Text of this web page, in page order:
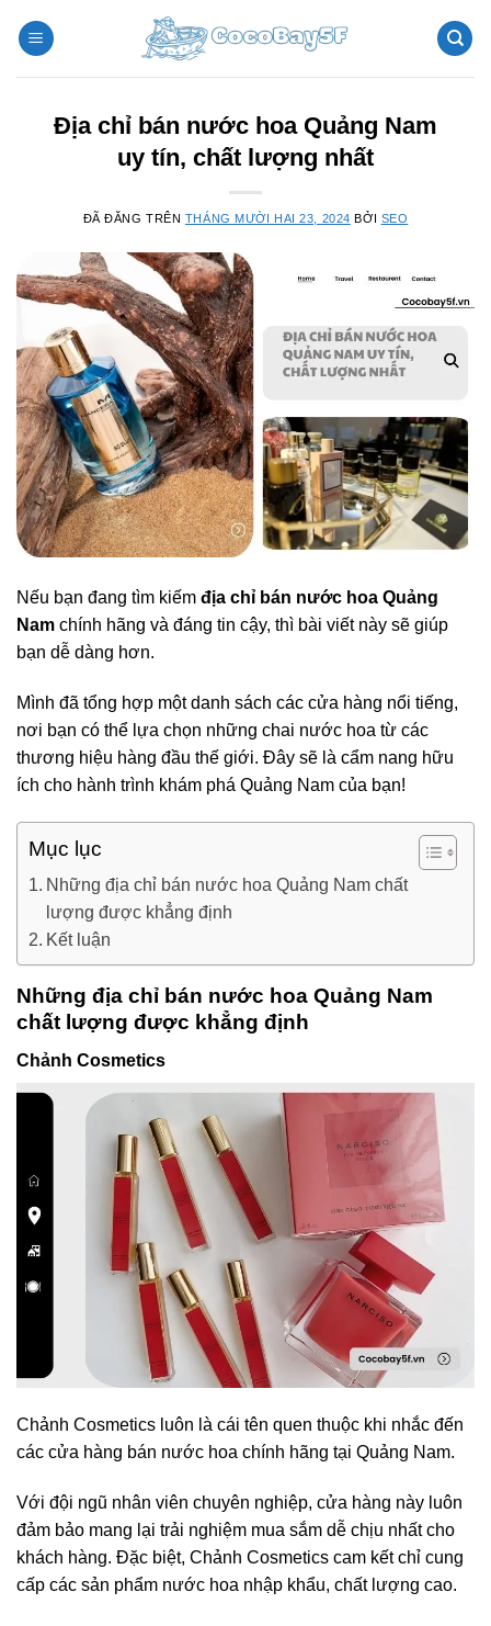
đến
Địa chỉ bán nước hoa Quảng Nam
uy tín, chất lượng nhất
ĐÃ ĐĂNG TRÊN THÁNG MƯỜI HAI 23, 2024 BỞI SEO
Nếu bạn đang tìm kiếm địa chỉ bán nước hoa Quảng
Nam chính hãng và đáng tin cậy, thì bài viết này sẽ giúp
bạn dễ dàng hơn.
Mình đã tổng hợp một danh sách các cửa hàng nổi tiếng,
nơi bạn có thể lựa chọn những chai nước hoa từ các
thương hiệu hàng đầu thế giới. Đây sẽ là cẩm nang hữu
ích cho hành trình khám phá Quảng Nam của bạn!
Mục lục
Những địa chỉ bán nước hoa Quảng Nam chất
lượng được khẳng định
Kết luận
Những địa chỉ bán nước hoa Quảng Nam
chất lượng được khẳng định
Chảnh Cosmetics
Chảnh Cosmetics luôn là cái tên quen thuộc khi nhắc đến
các cửa hàng bán nước hoa chính hãng tại Quảng Nam.
Với đội ngũ nhân viên chuyên nghiệp, cửa hàng này luôn
đảm bảo mang lại trải nghiệm mua sắm dễ chịu nhất cho
khách hàng. Đặc biệt, Chảnh Cosmetics cam kết chỉ cung
cấp các sản phẩm nước hoa nhập khẩu, chất lượng cao.